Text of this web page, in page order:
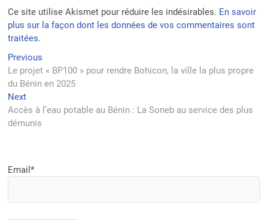
Ce site utilise Akismet pour réduire les indésirables. En savoir
plus sur la façon dont les données de vos commentaires sont
traitées.
Navigation
de
l’article
Previous
post:
Le projet « BP100 » pour rendre Bohicon, la ville la plus propre
du Bénin en 2025
NextNext
post:
Accès à l’eau potable au Bénin : La Soneb au service des plus
démunis
Email*